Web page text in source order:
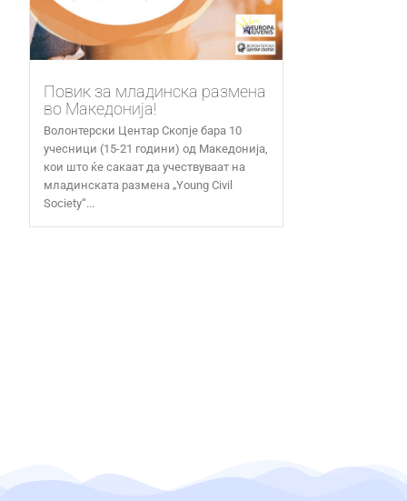
Повик за младинска размена
во Македонија!
Волонтерски Центар Скопје бара 10
учесници (15-21 години) од Македонија,
кои што ќе сакаат да учествуваат на
младинската размена „Young Civil
Society“...